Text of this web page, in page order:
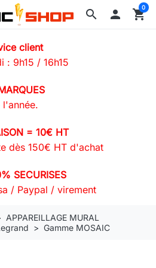
search  shopping_cart
0
client
: 9h15 / 16h15
= 10€ HT
dès 150€ HT d'achat
SECURISES
/ Paypal / virement
APPAREILLAGE MURAL
Gamme MOSAIC